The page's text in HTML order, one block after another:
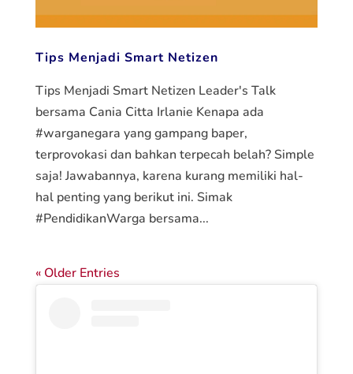
Tips Menjadi Smart Netizen
Tips Menjadi Smart Netizen Leader's Talk
bersama Cania Citta Irlanie Kenapa ada
#warganegara yang gampang baper,
terprovokasi dan bahkan terpecah belah? Simple
saja! Jawabannya, karena kurang memiliki hal-
hal penting yang berikut ini. Simak
#PendidikanWarga bersama...
« Older Entries